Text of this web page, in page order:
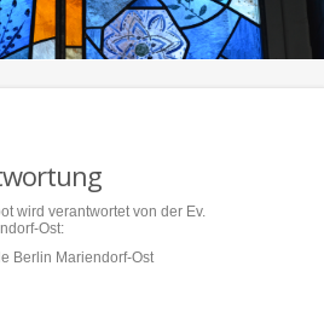
wird verantwortet von der Ev.
Ost:
Berlin Mariendorf-Ost